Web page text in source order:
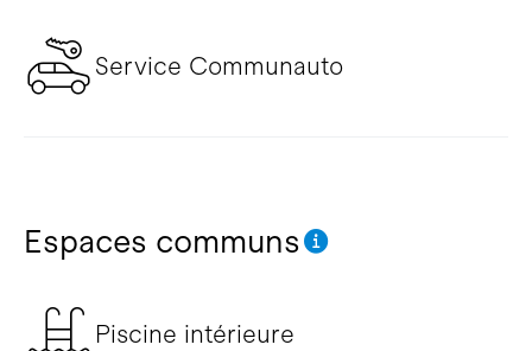
Service Communauto
Espaces communs
Piscine intérieure